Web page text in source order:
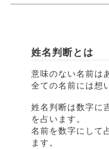
姓名判断とは
意味のない名前は
全ての名前には想
姓名判断は数字に
を占います。
名前を数字にして
ます。